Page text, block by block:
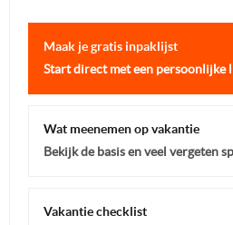
Maak je gratis inpaklijst
Start direct met een persoonlijke
Wat meenemen op vakantie
Bekijk de basis en veel vergeten
Vakantie checklist